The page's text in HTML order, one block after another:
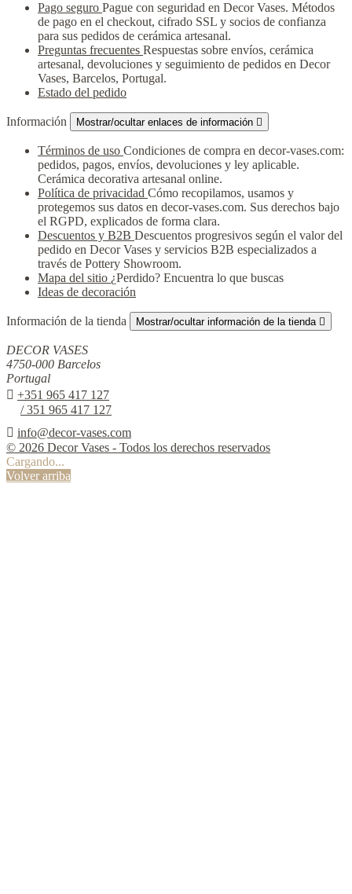
Pago seguro Pague con seguridad en Decor Vases. Métodos
de pago en el checkout, cifrado SSL y socios de confianza
para sus pedidos de cerámica artesanal.
Preguntas frecuentes Respuestas sobre envíos, cerámica
artesanal, devoluciones y seguimiento de pedidos en Decor
Vases, Barcelos, Portugal.
Estado del pedido
Información Mostrar/ocultar enlaces de información 
Términos de uso Condiciones de compra en decor-vases.com:
pedidos, pagos, envíos, devoluciones y ley aplicable.
Cerámica decorativa artesanal online.
Política de privacidad Cómo recopilamos, usamos y
protegemos sus datos en decor-vases.com. Sus derechos bajo
el RGPD, explicados de forma clara.
Descuentos y B2B Descuentos progresivos según el valor del
pedido en Decor Vases y servicios B2B especializados a
través de Pottery Showroom.
Mapa del sitio ¿Perdido? Encuentra lo que buscas
Ideas de decoración
Información de la tienda Mostrar/ocultar información de la tienda 
DECOR VASES
4750-000 Barcelos
Portugal
 +351 965 417 127
/ 351 965 417 127
 info@decor-vases.com
© 2026 Decor Vases - Todos los derechos reservados
Cargando...
Volver arriba